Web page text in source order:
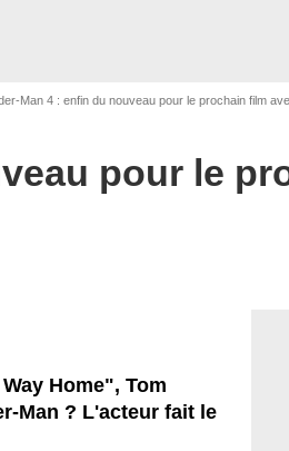
Man 4 : enfin du nouveau pour le prochain film
pour le
article
Home", Tom
Man ? L'acteur fait le